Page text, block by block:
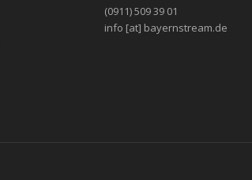
(0911) 509 39 01
info [at] bayernstream.de